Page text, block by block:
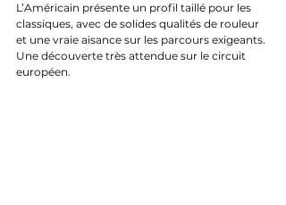
L’Américain présente un profil taillé pour les
classiques, avec de solides qualités de rouleur
et une vraie aisance sur les parcours exigeants.
Une découverte très attendue sur le circuit
européen.